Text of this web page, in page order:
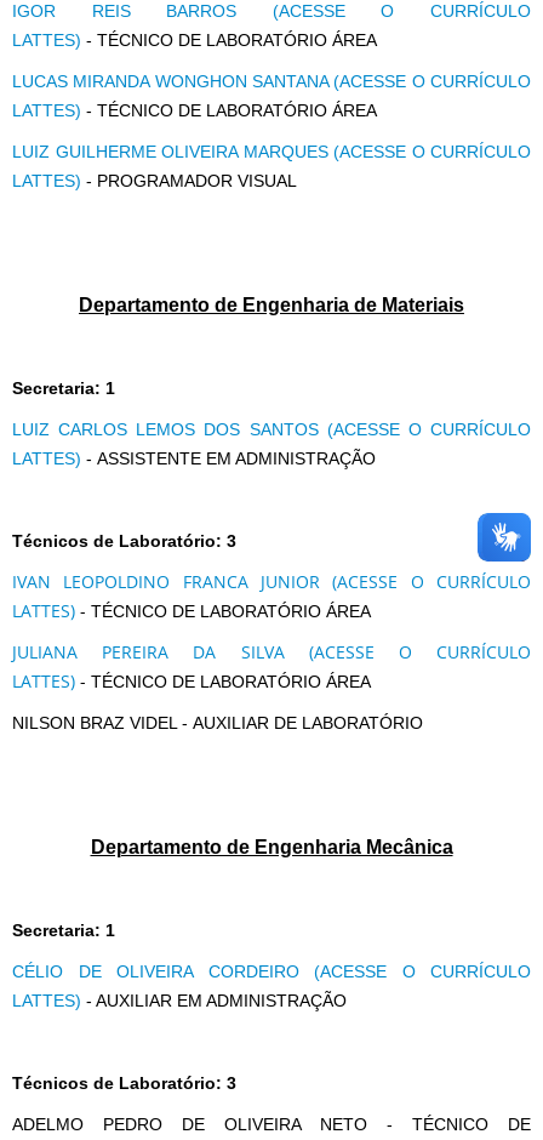
IGOR REIS BARROS (ACESSE O CURRÍCULO
LATTES) - TÉCNICO DE LABORATÓRIO ÁREA
LUCAS MIRANDA WONGHON SANTANA (ACESSE O CURRÍCULO
LATTES) - TÉCNICO DE LABORATÓRIO ÁREA
LUIZ GUILHERME OLIVEIRA MARQUES (ACESSE O CURRÍCULO
LATTES) - PROGRAMADOR VISUAL
Departamento de Engenharia de Materiais
Secretaria: 1
LUIZ CARLOS LEMOS DOS SANTOS (ACESSE O CURRÍCULO
LATTES) - ASSISTENTE EM ADMINISTRAÇÃO
Técnicos de Laboratório: 3
IVAN LEOPOLDINO FRANCA JUNIOR (ACESSE O CURRÍCULO
LATTES) - TÉCNICO DE LABORATÓRIO ÁREA
JULIANA PEREIRA DA SILVA (ACESSE O CURRÍCULO
LATTES) - TÉCNICO DE LABORATÓRIO ÁREA
NILSON BRAZ VIDEL - AUXILIAR DE LABORATÓRIO
Departamento de Engenharia Mecânica
Secretaria: 1
CÉLIO DE OLIVEIRA CORDEIRO (ACESSE O CURRÍCULO
LATTES) - AUXILIAR EM ADMINISTRAÇÃO
Técnicos de Laboratório: 3
ADELMO PEDRO DE OLIVEIRA NETO - TÉCNICO DE